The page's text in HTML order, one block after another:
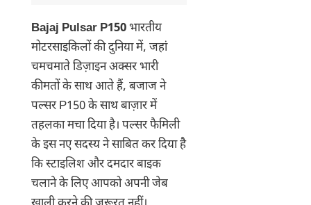
Bajaj Pulsar P150भारतीय
मोटरसाइकिलों की दुनिया में, जहां
चमचमाते डिज़ाइन अक्सर भारी
कीमतों के साथ आते हैं, बजाज ने
पल्सर P150 के साथ बाज़ार में
तहलका मचा दिया है। पल्सर फैमिली
के इस नए सदस्य ने साबित कर दिया है
कि स्टाइलिश और दमदार बाइक
चलाने के लिए आपको अपनी जेब